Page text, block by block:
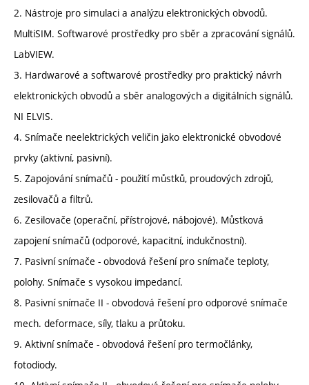
2. Nástroje pro simulaci a analýzu elektronických obvodů.
MultiSIM. Softwarové prostředky pro sběr a zpracování signálů.
LabVIEW.
3. Hardwarové a softwarové prostředky pro praktický návrh
elektronických obvodů a sběr analogových a digitálních signálů.
NI ELVIS.
4. Snímače neelektrických veličin jako elektronické obvodové
prvky (aktivní, pasivní).
5. Zapojování snímačů - použití můstků, proudových zdrojů,
zesilovačů a filtrů.
6. Zesilovače (operační, přístrojové, nábojové). Můstková
zapojení snímačů (odporové, kapacitní, indukčnostní).
7. Pasivní snímače - obvodová řešení pro snímače teploty,
polohy. Snímače s vysokou impedancí.
8. Pasivní snímače II - obvodová řešení pro odporové snímače
mech. deformace, síly, tlaku a průtoku.
9. Aktivní snímače - obvodová řešení pro termočlánky,
fotodiody.